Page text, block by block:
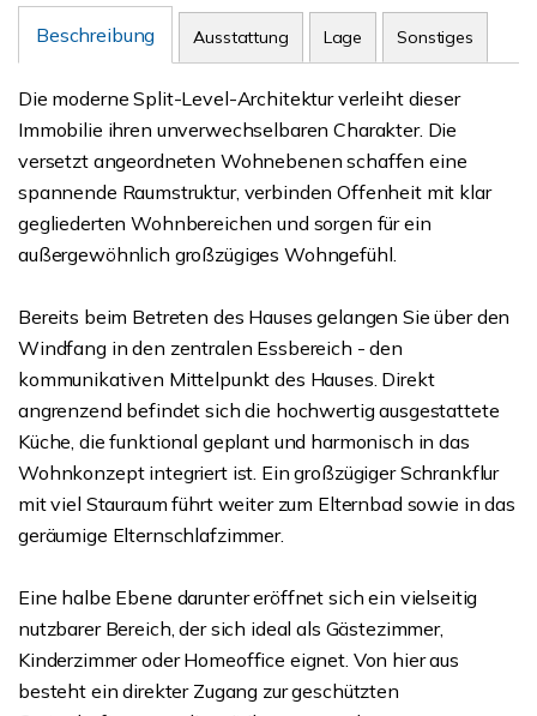
Beschreibung Ausstattung Lage Sonstiges
Die moderne Split-Level-Architektur verleiht dieser
Immobilie ihren unverwechselbaren Charakter. Die
versetzt angeordneten Wohnebenen schaffen eine
spannende Raumstruktur, verbinden Offenheit mit klar
gegliederten Wohnbereichen und sorgen für ein
außergewöhnlich großzügiges Wohngefühl.
Bereits beim Betreten des Hauses gelangen Sie über den
Windfang in den zentralen Essbereich - den
kommunikativen Mittelpunkt des Hauses. Direkt
angrenzend befindet sich die hochwertig ausgestattete
Küche, die funktional geplant und harmonisch in das
Wohnkonzept integriert ist. Ein großzügiger Schrankflur
mit viel Stauraum führt weiter zum Elternbad sowie in das
geräumige Elternschlafzimmer.
Eine halbe Ebene darunter eröffnet sich ein vielseitig
nutzbarer Bereich, der sich ideal als Gästezimmer,
Kinderzimmer oder Homeoffice eignet. Von hier aus
besteht ein direkter Zugang zur geschützten